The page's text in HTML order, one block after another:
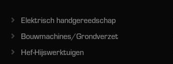
Elektrisch handgereedschap
Bouwmachines/Grondverzet
Hef-Hijswerktuigen